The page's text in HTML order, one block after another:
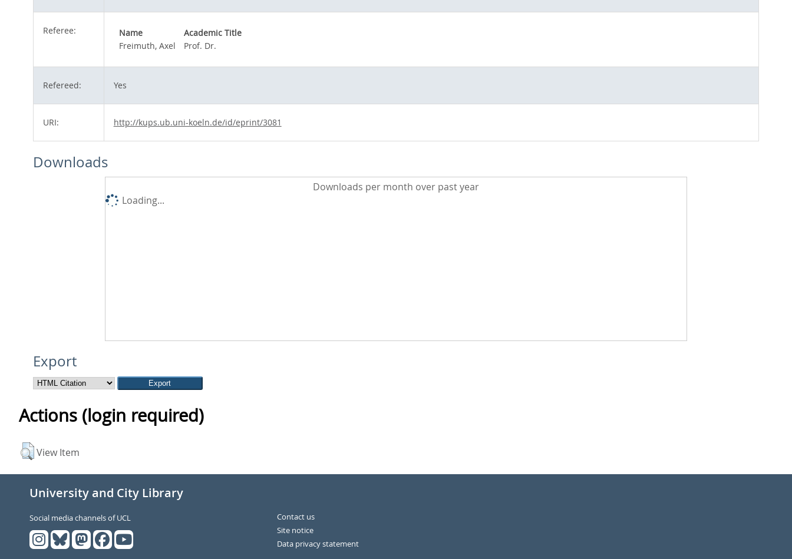
Referee: Name
Academic Title
Freimuth, Axel
Prof. Dr.
Refereed: Yes
URI: http://kups.ub.uni-koeln.de/id/eprint/3081
Downloads
Downloads per month over past year
Loading...
Export
Actions (login required)
View Item
University and City Library
Social media channels of UCL
Contact us
Site notice
Data privacy statement